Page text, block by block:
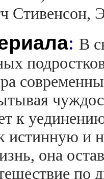
Стивенсон,
: В
к
истинную и
она
по